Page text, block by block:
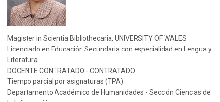
Magister in Scientia Bibliothecaria, UNIVERSITY OF WALES
Licenciado en Educación Secundaria con especialidad en Lengua y
Literatura
DOCENTE CONTRATADO - CONTRATADO
Tiempo parcial por asignaturas (TPA)
Departamento Académico de Humanidades - Sección Ciencias de